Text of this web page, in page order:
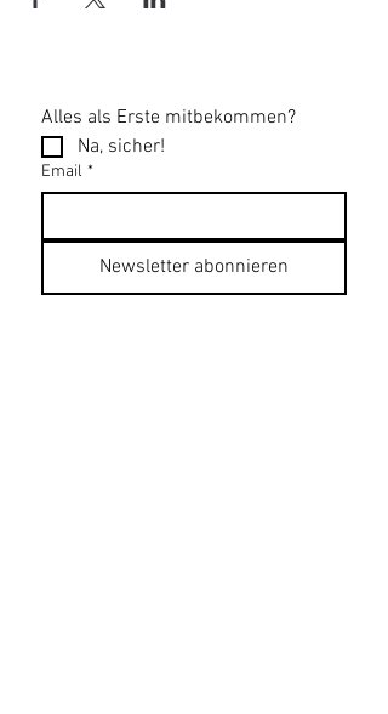
Alles als Erste mitbekommen?
Na, sicher!
Email *
Newsletter abonnieren